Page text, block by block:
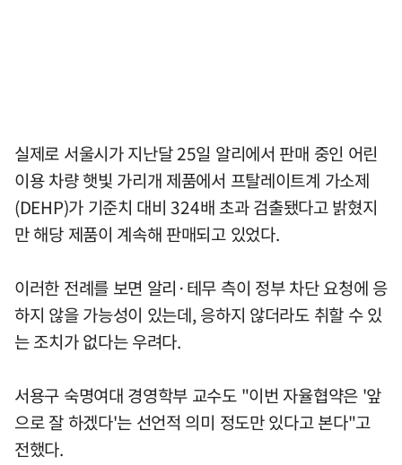
실제로 서울시가 지난달 25일 알리에서 판매 중인 어린
이용 차량 햇빛 가리개 제품에서 프탈레이트계 가소제
(DEHP)가 기준치 대비 324배 초과 검출됐다고 밝혔지
만 해당 제품이 계속해 판매되고 있었다.
이러한 전례를 보면 알리·테무 측이 정부 차단 요청에 응
하지 않을 가능성이 있는데, 응하지 않더라도 취할 수 있
는 조치가 없다는 우려다.
서용구 숙명여대 경영학부 교수도 "이번 자율협약은 '앞
으로 잘 하겠다'는 선언적 의미 정도만 있다고 본다"고
전했다.